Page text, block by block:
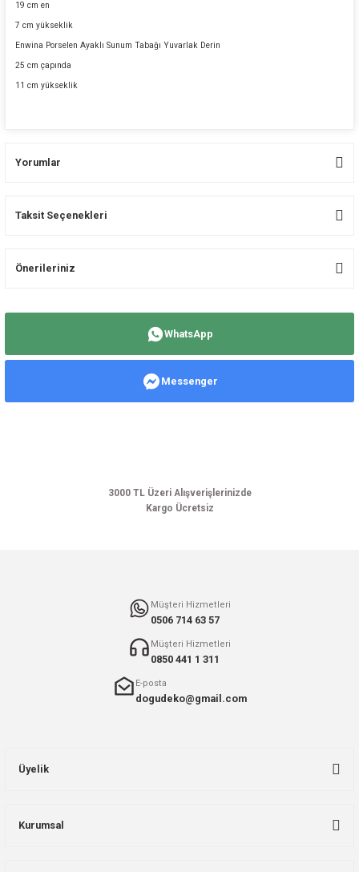
19 cm en
7 cm yükseklik
Enwina Porselen Ayaklı Sunum Tabağı Yuvarlak Derin
25 cm çapında
11 cm yükseklik
Yorumlar
Taksit Seçenekleri
Önerileriniz
Ürün resmi kalitesiz, bozuk veya görüntülenemiyor.
WhatsApp
Messenger
3000 TL Üzeri Alışverişlerinizde
Kargo Ücretsiz
Müşteri Hizmetleri
0506 714 63 57
Müşteri Hizmetleri
0850 441 1 311
E-posta
dogudeko@gmail.com
Üyelik
Kurumsal